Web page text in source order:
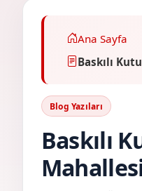
Ana Sayfa
Baskılı
Blog Yazıları
Baskılı